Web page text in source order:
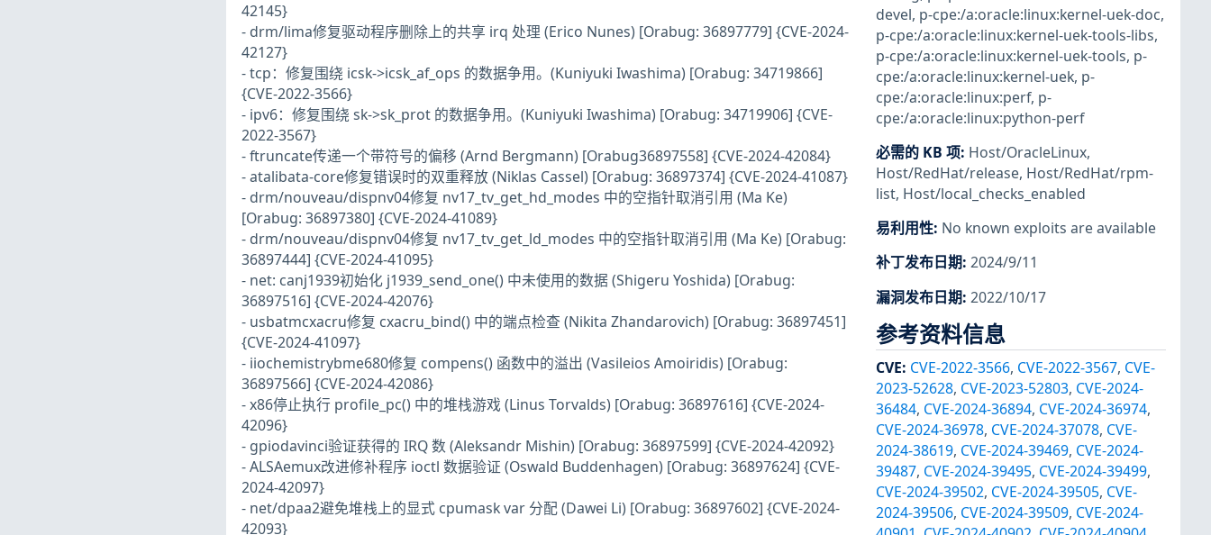
42145}
- drm/lima修复驱动程序删除上的共享 irq 处理 (Erico Nunes) [Orabug: 36897779] {CVE-2024-
42127}
- tcp：修复围绕 icsk->icsk_af_ops 的数据争用。(Kuniyuki Iwashima) [Orabug: 34719866]
{CVE-2022-3566}
- ipv6：修复围绕 sk->sk_prot 的数据争用。(Kuniyuki Iwashima) [Orabug: 34719906] {CVE-
2022-3567}
- ftruncate传递一个带符号的偏移 (Arnd Bergmann) [Orabug36897558] {CVE-2024-42084}
- atalibata-core修复错误时的双重释放 (Niklas Cassel) [Orabug: 36897374] {CVE-2024-41087}
- drm/nouveau/dispnv04修复 nv17_tv_get_hd_modes 中的空指针取消引用 (Ma Ke)
[Orabug: 36897380] {CVE-2024-41089}
- drm/nouveau/dispnv04修复 nv17_tv_get_ld_modes 中的空指针取消引用 (Ma Ke) [Orabug:
36897444] {CVE-2024-41095}
- net: canj1939初始化 j1939_send_one() 中未使用的数据 (Shigeru Yoshida) [Orabug:
36897516] {CVE-2024-42076}
- usbatmcxacru修复 cxacru_bind() 中的端点检查 (Nikita Zhandarovich) [Orabug: 36897451]
{CVE-2024-41097}
- iiochemistrybme680修复 compens() 函数中的溢出 (Vasileios Amoiridis) [Orabug:
36897566] {CVE-2024-42086}
- x86停止执行 profile_pc() 中的堆栈游戏 (Linus Torvalds) [Orabug: 36897616] {CVE-2024-
42096}
- gpiodavinci验证获得的 IRQ 数 (Aleksandr Mishin) [Orabug: 36897599] {CVE-2024-42092}
- ALSAemux改进修补程序 ioctl 数据验证 (Oswald Buddenhagen) [Orabug: 36897624] {CVE-
2024-42097}
- net/dpaa2避免堆栈上的显式 cpumask var 分配 (Dawei Li) [Orabug: 36897602] {CVE-2024-
42093}
devel, p-cpe:/a:oracle:linux:kernel-uek-doc,
p-cpe:/a:oracle:linux:kernel-uek-tools-libs,
p-cpe:/a:oracle:linux:kernel-uek-tools, p-
cpe:/a:oracle:linux:kernel-uek, p-
cpe:/a:oracle:linux:perf, p-
cpe:/a:oracle:linux:python-perf
必需的 KB 项: Host/OracleLinux,
Host/RedHat/release, Host/RedHat/rpm-
list, Host/local_checks_enabled
易利用性: No known exploits are available
补丁发布日期: 2024/9/11
漏洞发布日期: 2022/10/17
参考资料信息
CVE: CVE-2022-3566, CVE-2022-3567, CVE-
2023-52628, CVE-2023-52803, CVE-2024-
36484, CVE-2024-36894, CVE-2024-36974,
CVE-2024-36978, CVE-2024-37078, CVE-
2024-38619, CVE-2024-39469, CVE-2024-
39487, CVE-2024-39495, CVE-2024-39499,
CVE-2024-39502, CVE-2024-39505, CVE-
2024-39506, CVE-2024-39509, CVE-2024-